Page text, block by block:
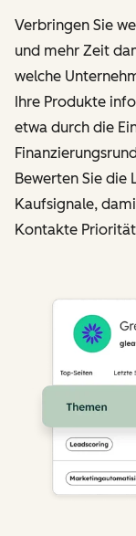
Verbringen Sie
und mehr Zeit
welche
Ihre Produkte
etwa durch die
Bewerten Sie die
Kaufsignale,
Kontakte